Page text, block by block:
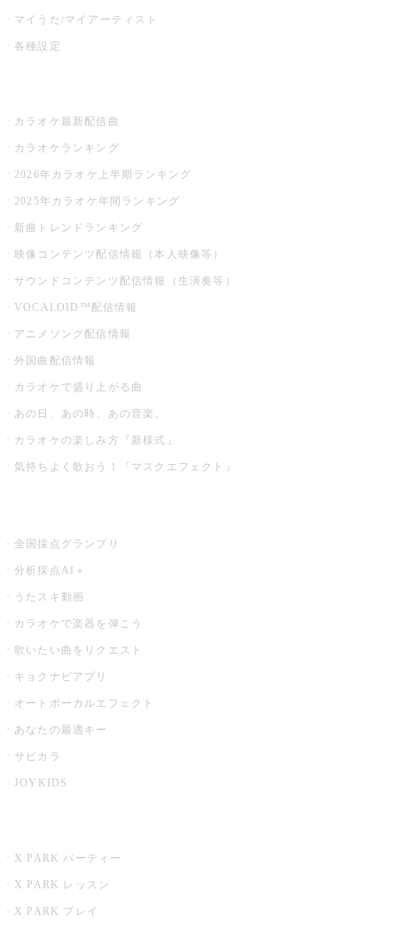
マイうた/マイアーティスト
各種設定
カラオケ最新配信曲
カラオケランキング
2026年カラオケ上半期ランキング
2025年カラオケ年間ランキング
新曲トレンドランキング
映像コンテンツ配信情報（本人映像等）
サウンドコンテンツ配信情報（生演奏等）
VOCALOID™配信情報
アニメソング配信情報
外国曲配信情報
カラオケで盛り上がる曲
あの日、あの時、あの音楽。
カラオケの楽しみ方『新様式』
気持ちよく歌おう！『マスクエフェクト』
全国採点グランプリ
分析採点AI＋
うたスキ動画
カラオケで楽器を弾こう
歌いたい曲をリクエスト
キョクナビアプリ
オートボーカルエフェクト
あなたの最適キー
サビカラ
JOYKIDS
X PARK パーティー
X PARK レッスン
X PARK プレイ